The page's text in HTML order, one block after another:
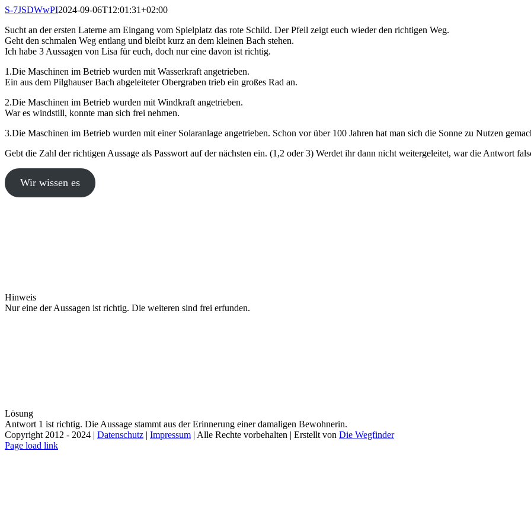
Zum
springen
S-7JSDWwPI2024-09-06T12:01:31+02:00
Sucht an der ersten Laterne am Eingang vom Spielplatz das rote Schild. Der Pfeil zeigt euch wieder den richtigen Weg.
Geht den schmalen Weg entlang und bleibt kurz an dem kleinen Bach stehen.
Ich habe 3 Aussagen von Lisa für euch, doch nur eine davon ist richtig.
1.Die Maschinen im Betrieb wurden mit Wasserkraft angetrieben.
Ein aus dem Pilghauser Bach abgeleiteter Obergraben trieb ein großes Rad an.
2.Die Maschinen im Betrieb wurden mit Windkraft angetrieben.
War es windstill, konnte man sich frei nehmen.
3.Die Maschinen im Betrieb wurden mit einer Solaranlage angetrieben. Schon vor über 100 Jahren hat man sich die Sonne zu Nutzen
Gebt die Zahl der richtigen Aussage als Passwort auf der nächsten ein. (1,2 oder 3) Werdet ihr dann nicht weitergeleitet, war die Antwort
Wir wissen es
Hinweis
Nur eine der Aussagen ist richtig. Die weiteren sind frei erfunden.
Lösung
Antwort 1 ist richtig. Die Aussage stammt aus der Erinnerung einer damaligen Bewohnerin.
Copyright 2012 - 2024 | Datenschutz | Impressum | Alle Rechte vorbehalten | Erstellt von Die Wegfinder
Facebook
Instagram
Page load link